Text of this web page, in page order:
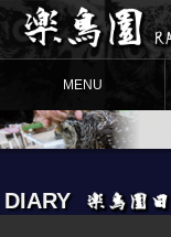
MENU
DIARY